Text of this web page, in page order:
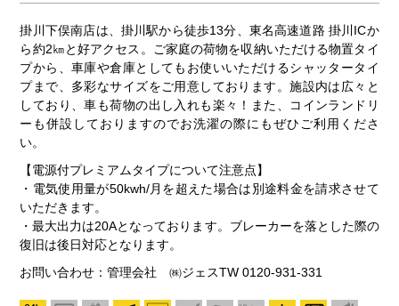
掛川下俣南店は、掛川駅から徒歩13分、東名高速道路 掛川ICか
ら約2㎞と好アクセス。ご家庭の荷物を収納いただける物置タイ
プから、車庫や倉庫としてもお使いいただけるシャッタータイ
プまで、多彩なサイズをご用意しております。施設内は広々と
しており、車も荷物の出し入れも楽々！また、コインランドリ
ーも併設しておりますのでお洗濯の際にもぜひご利用くださ
い。
【電源付プレミアムタイプについて注意点】
・電気使用量が50kwh/月を超えた場合は別途料金を請求させて
いただきます。
・最大出力は20Aとなっております。ブレーカーを落とした際の
復旧は後日対応となります。
お問い合わせ：管理会社 ㈱ジェスTW 0120-931-331